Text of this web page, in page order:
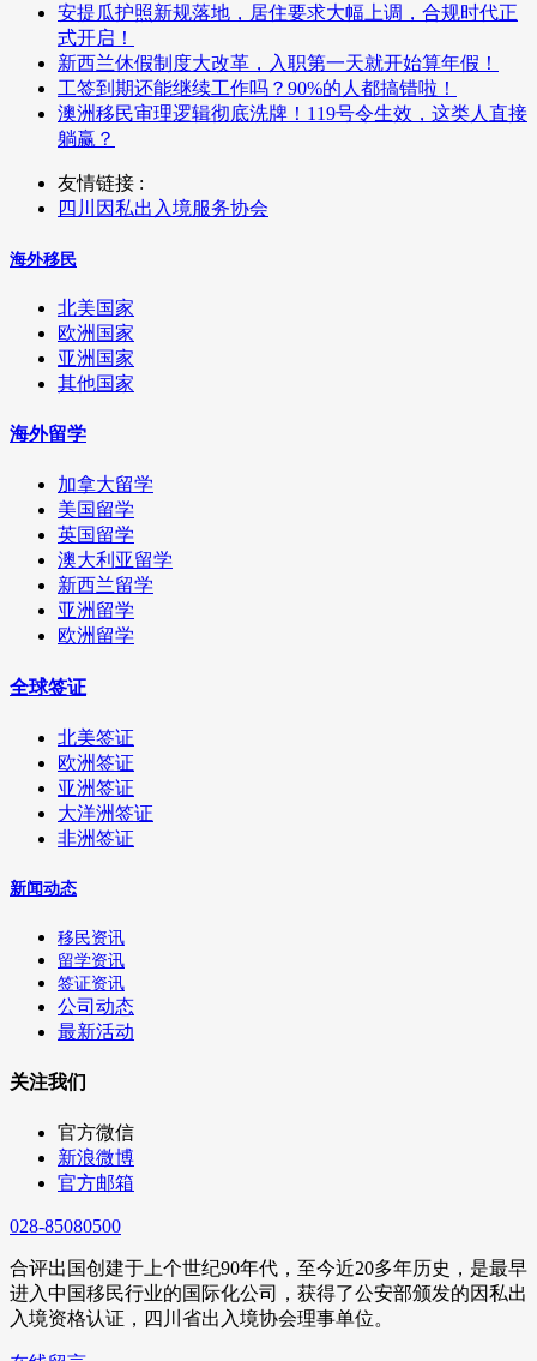
安提瓜护照新规落地，居住要求大幅上调，合规时代正
式开启！
新西兰休假制度大改革，入职第一天就开始算年假！
工签到期还能继续工作吗？90%的人都搞错啦！
澳洲移民审理逻辑彻底洗牌！119号令生效，这类人直接
躺赢？
友情链接 :
四川因私出入境服务协会
海外移民
北美国家
欧洲国家
亚洲国家
其他国家
海外留学
加拿大留学
美国留学
英国留学
澳大利亚留学
新西兰留学
亚洲留学
欧洲留学
全球签证
北美签证
欧洲签证
亚洲签证
大洋洲签证
非洲签证
新闻动态
移民资讯
留学资讯
签证资讯
公司动态
最新活动
关注我们
官方微信
新浪微博
官方邮箱
028-85080500
合评出国创建于上个世纪90年代，至今近20多年历史，是最早
进入中国移民行业的国际化公司，获得了公安部颁发的因私出
入境资格认证，四川省出入境协会理事单位。